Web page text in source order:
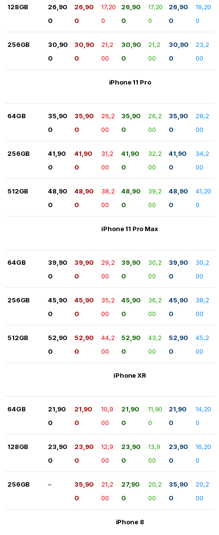
128GB
26,90
0
26,90
0
17,20
0
26,90
0
17,20
0
26,90
0
19,20
0
256GB
30,90
0
30,90
0
21,2
00
30,90
0
21,2
00
30,90
0
23,2
00
iPhone 11 Pro
64GB
35,90
0
35,90
0
26,2
00
35,90
0
26,2
00
35,90
0
28,2
00
256GB
41,90
0
41,90
0
31,2
00
41,90
0
32,2
00
41,90
0
34,2
00
512GB
48,90
0
48,90
0
38,2
00
48,90
0
39,2
00
48,90
0
41,20
0
iPhone 11 Pro Max
64GB
39,90
0
39,90
0
29,2
00
39,90
0
30,2
00
39,90
0
30,2
00
256GB
45,90
0
45,90
0
35,2
00
45,90
0
36,2
00
45,90
0
38,2
00
512GB
52,90
0
52,90
0
44,2
00
52,90
0
43,2
00
52,90
0
45,2
00
iPhone XR
64GB
21,90
0
21,90
0
10,9
00
21,90
0
11,90
0
21,90
0
14,20
0
128GB
23,90
0
23,90
0
12,9
00
23,90
0
13,9
00
23,90
0
16,20
0
256GB –
35,90
0
21,2
00
27,90
0
20,2
00
35,90
0
20,2
00
iPhone 8